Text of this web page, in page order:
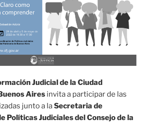
Judicial de la Ciudad
Aires invita a participar de las
junto a laSecretaria de
Políticas Judiciales del Consejo de la